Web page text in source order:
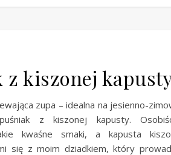
z kiszonej
zupa – idealna na jesienno-
z kiszonej kapusty.
kwaśne smaki, a kapusta
się z moim dziadkiem, który